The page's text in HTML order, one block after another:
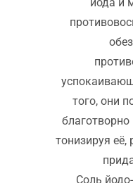
йода и
того, они
тонизируя
Соль